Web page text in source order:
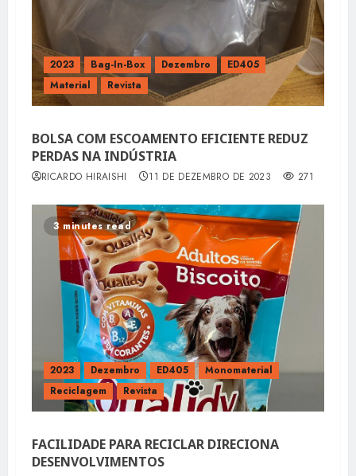
2023 Bag-In-Box Dezembro
ED405
Material
Revista
BOLSA COM ESCOAMENTO EFICIENTE REDUZ
PERDAS NA INDÚSTRIA
RICARDO HIRAISHI 11 DE DEZEMBRO DE 2023 271
3 minutes read
2023 Dezembro ED405
Monomaterial
Reciclagem
Revista
FACILIDADE PARA RECICLAR DIRECIONA
DESENVOLVIMENTOS